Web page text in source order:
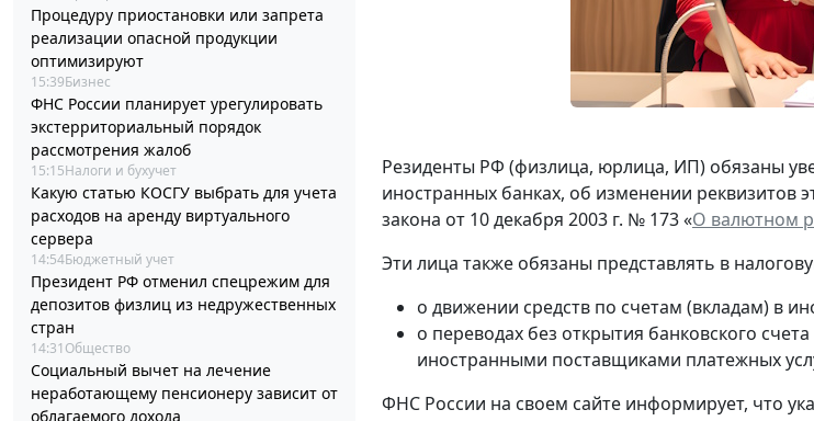
Процедуру приостановки или запрета
реализации опасной продукции
оптимизируют
15:39Бизнес
ФНС России планирует урегулировать
экстерриториальный порядок
рассмотрения жалоб
15:15Налоги и бухучет
Какую статью КОСГУ выбрать для учета
расходов на аренду виртуального
сервера
14:54Бюджетный учет
Президент РФ отменил спецрежим для
депозитов физлиц из недружественных
стран
14:31 Общество
Социальный вычет на лечение
неработающему пенсионеру зависит от
облагаемого дохода
Резиденты РФ (физлица, юрлица, ИП) обязаны
иностранных банках, об изменении реквизитов
закона от 10 декабря 2003 г. № 173 «О валютном
Эти лица также обязаны представлять в
о движении средств по счетам (вкладам) в
о переводах без открытия банковского
иностранными поставщиками платежных
ФНС России на своем сайте информирует, что